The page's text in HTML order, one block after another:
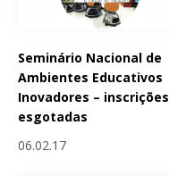
Seminário Nacional de
Ambientes Educativos
Inovadores – inscrições
esgotadas
06.02.17